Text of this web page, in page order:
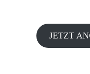
JETZT